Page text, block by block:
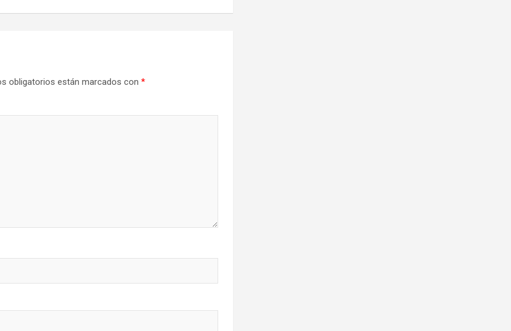
obligatorios están marcados con *